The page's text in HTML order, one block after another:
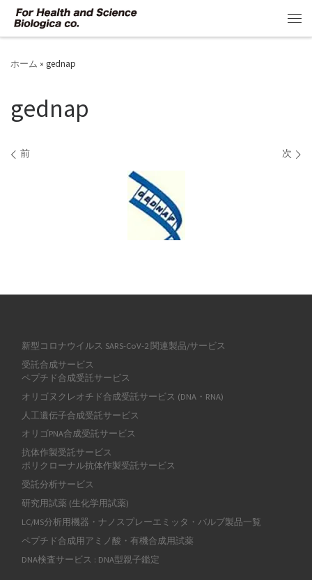
コンテンツへスキップ
ホーム » gednap
gednap
画像ナビゲーション
前 次
新型コロナウイルス SARS-CoV-2 関連製品/サービス
受託合成サービス
ペプチド合成受託サービス
オリゴヌクレオチド合成受託サービス (DNA・RNA)
人工遺伝子合成受託サービス
オリゴPNA合成受託サービス
抗体作製受託サービス
ポリクローナル抗体作製受託サービス
受託分析サービス
研究用試薬 (生化学用試薬)
LC/MS分析用機器・ナノスプレーエミッタ・バルブ製品一覧
ペプチド合成用アミノ酸・有機合成用試薬
DNA検査サービス : DNA型親子鑑定